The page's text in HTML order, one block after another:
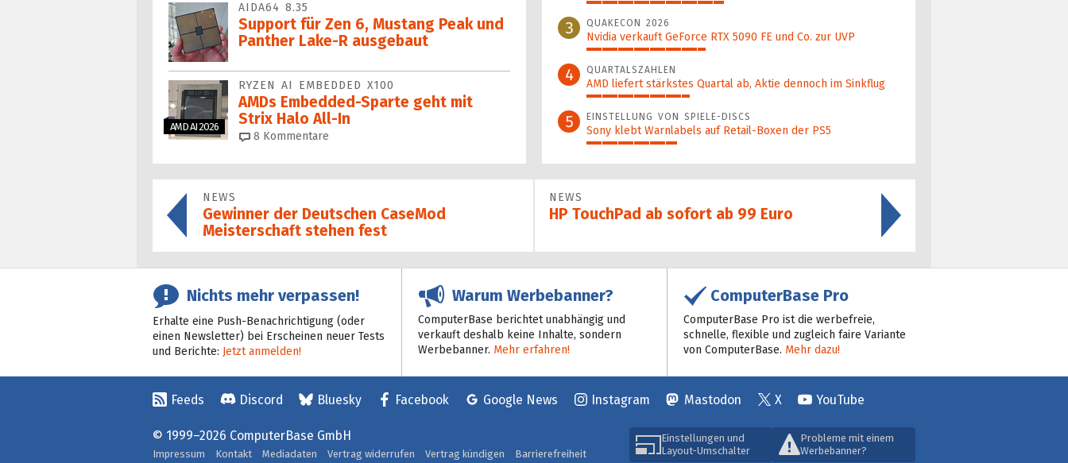
AIDA64 8.35
Support für Zen 6, Mustang Peak und
Panther Lake-R ausgebaut
AMD AI 2026
RYZEN AI EMBEDDED X100
AMDs Embedded-Sparte geht mit
Strix Halo All‑In
8 Kommentare
44%
3 QUAKECON 2026
Nvidia verkauft GeForce RTX 5090 FE und Co. zur UVP
38%
4 QUARTALSZAHLEN
AMD liefert stärkstes Quartal ab, Aktie dennoch im Sinkflug
33%
5 EINSTELLUNG VON SPIELE-DISCS
Sony klebt Warnlabels auf Retail-Boxen der PS5
29%
NEWS
Gewinner der Deutschen CaseMod
Meisterschaft stehen fest
NEWS
HP TouchPad ab sofort ab 99 Euro
Nichts mehr verpassen!
Erhalte eine Push-Benachrichtigung (oder
einen Newsletter) bei Erscheinen neuer Tests
und Berichte: Jetzt anmelden!
Warum Werbebanner?
ComputerBase berichtet unabhängig und
verkauft deshalb keine Inhalte, sondern
Werbebanner. Mehr erfahren!
ComputerBase Pro
ComputerBase Pro ist die werbefreie,
schnelle, flexible und zugleich faire Variante
von ComputerBase. Mehr dazu!
Feeds Discord Bluesky Facebook Google News Instagram Mastodon X YouTube
Einstellungen und
Layout-Umschalter
Probleme mit einem
Werbebanner?
© 1999–2026 ComputerBase GmbH
Impressum Kontakt Mediadaten Vertrag widerrufen Vertrag kündigen Barrierefreiheit